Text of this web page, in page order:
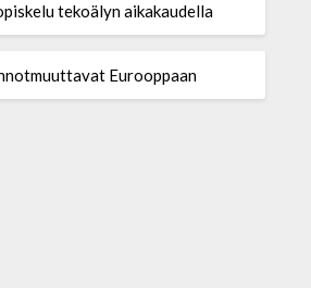
tekoälyn aikakaudella
Eurooppaan